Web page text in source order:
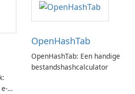
OpenHashTab
OpenHashTab: Een handige
bestandshashcalculator